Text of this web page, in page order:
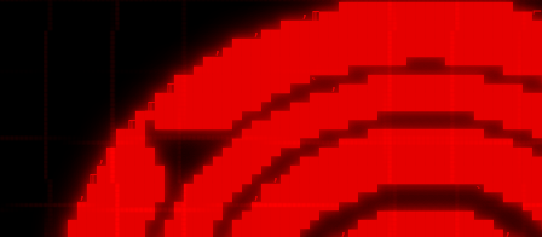
▄███████████████▀▀▀▀▀▀
╓████████████▀▀`
╓███████████▀
╓█▀████████▀ ▄▄████████▀▀▀
███         ▄██████▀▀
,█████      ▄█████▀
╓███████   ▄█████▀
,████████  █████▀ ,██████████▀▀
████████  █████  ▄███████▀▀    ▄▄▄▄▄▄▄▄▄▄
████████  █████  ███████▀   ,▄██████████████▄,